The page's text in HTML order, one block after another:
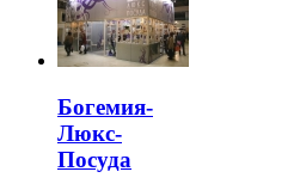
Богемия-
Люкс-
Посуда